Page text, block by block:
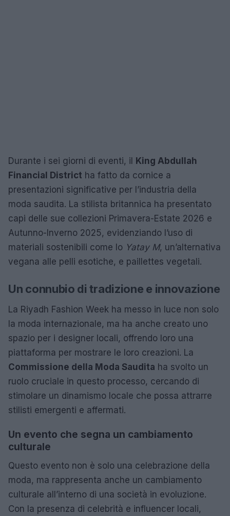
Durante i sei giorni di eventi, il King Abdullah
Financial District ha fatto da cornice a
presentazioni significative per l’industria della
moda saudita. La stilista britannica ha presentato
capi delle sue collezioni Primavera-Estate 2026 e
Autunno-Inverno 2025, evidenziando l’uso di
materiali sostenibili come lo Yatay M, un’alternativa
vegana alle pelli esotiche, e paillettes vegetali.
Un connubio di tradizione e innovazione
La Riyadh Fashion Week ha messo in luce non solo
la moda internazionale, ma ha anche creato uno
spazio per i designer locali, offrendo loro una
piattaforma per mostrare le loro creazioni. La
Commissione della Moda Saudita ha svolto un
ruolo cruciale in questo processo, cercando di
stimolare un dinamismo locale che possa attrarre
stilisti emergenti e affermati.
Un evento che segna un cambiamento
culturale
Questo evento non è solo una celebrazione della
moda, ma rappresenta anche un cambiamento
culturale all’interno di una società in evoluzione.
Con la presenza di celebrità e influencer locali,